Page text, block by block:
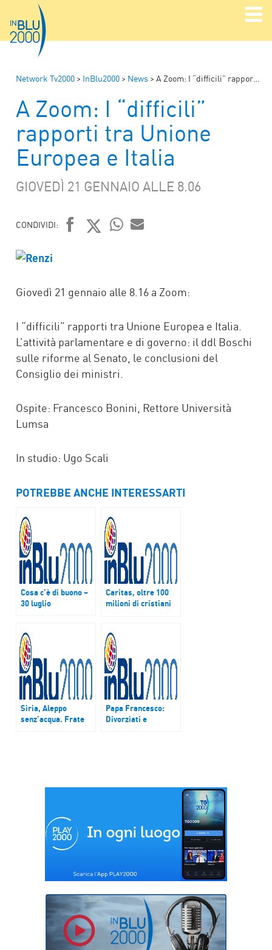
Network Tv2000 > InBlu2000 > News > A Zoom: I “difficili” rapporti tra Unione Europea e Italia
A Zoom: I “difficili”
rapporti tra Unione
Europea e Italia
GIOVEDÌ 21 GENNAIO ALLE 8.06
CONDIVIDI:
Giovedì 21 gennaio alle 8.16 a Zoom:
I “difficili” rapporti tra Unione Europea e Italia.
L’attività parlamentare e di governo: il ddl Boschi
sulle riforme al Senato, le conclusioni del
Consiglio dei ministri.
Ospite: Francesco Bonini, Rettore Università
Lumsa
In studio: Ugo Scali
POTREBBE ANCHE INTERESSARTI
Cosa c’è di buono –
30 luglio
Caritas, oltre 100
milioni di cristiani
Siria, Aleppo
senz’acqua. Frate
Papa Francesco:
Divorziati e